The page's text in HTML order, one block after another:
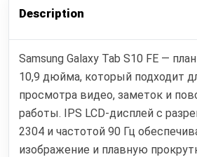
Description
Samsung Galaxy Tab S10 FE —
10,9 дюйма, который подходит
просмотра видео, заметок и
работы. IPS LCD-дисплей с
2304 и частотой 90 Гц
изображение и плавную